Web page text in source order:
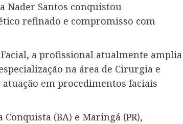
Nader Santos conquistou
refinado e compromisso com
a profissional atualmente amplia
na área de Cirurgia e
em procedimentos faciais
(BA) e Maringá (PR),